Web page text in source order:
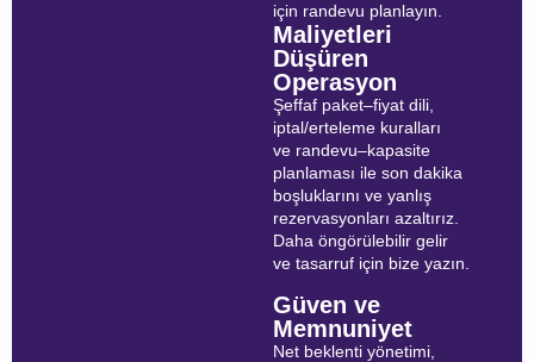
için randevu planlayın.
Maliyetleri
Düşüren
Operasyon
Şeffaf paket–fiyat dili,
iptal/erteleme kuralları
ve randevu–kapasite
planlaması ile son dakika
boşluklarını ve yanlış
rezervasyonları azaltırız.
Daha öngörülebilir gelir
ve tasarruf için bize yazın.
Güven ve
Memnuniyet
Net beklenti yönetimi,